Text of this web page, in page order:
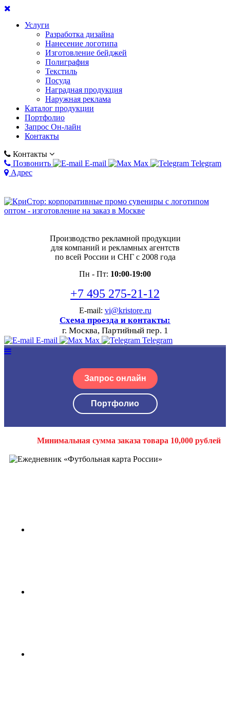
Услуги
Разработка дизайна
Нанесение логотипа
Изготовление бейджей
Полиграфия
Текстиль
Посуда
Наградная продукция
Наружная реклама
Каталог продукции
Портфолио
Запрос Он-лайн
Контакты
Контакты
Позвонить
E-mail Max
Telegram
Адрес
Производство рекламной продукции
для компаний и рекламных агентств
по всей России и СНГ с 2008 года
Пн - Пт: 10:00-19:00
+7 495 275-21-12
E-mail: vi@kristore.ru
Схема проезда и контакты:
г. Москва, Партийный пер. 1
E-mail Max Telegram
Запрос онлайн
Портфолио
Минимальная сумма заказа товара 10,000 рублей